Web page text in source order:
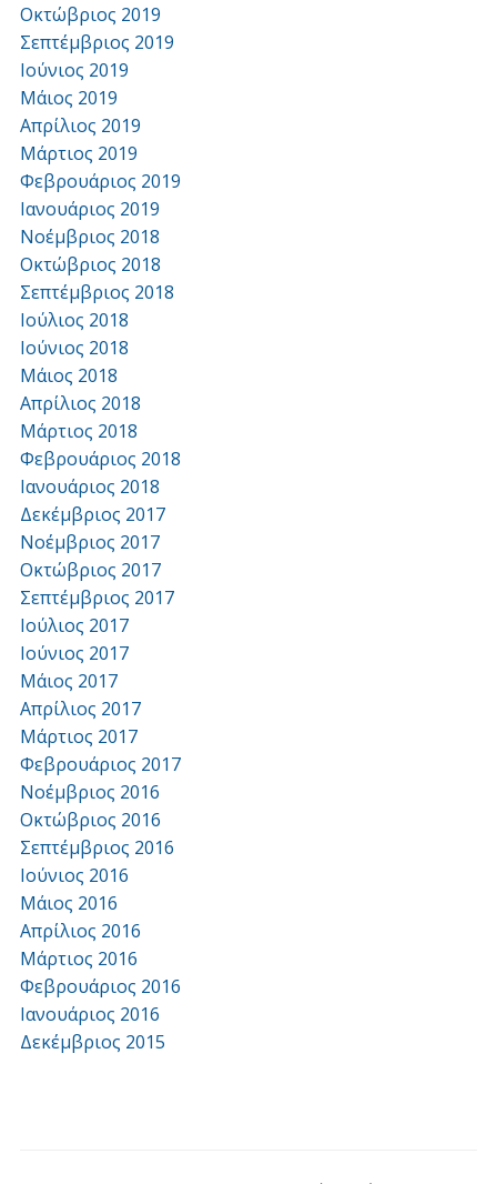
Οκτώβριος 2019
Σεπτέμβριος 2019
Ιούνιος 2019
Μάιος 2019
Απρίλιος 2019
Μάρτιος 2019
Φεβρουάριος 2019
Ιανουάριος 2019
Νοέμβριος 2018
Οκτώβριος 2018
Σεπτέμβριος 2018
Ιούλιος 2018
Ιούνιος 2018
Μάιος 2018
Απρίλιος 2018
Μάρτιος 2018
Φεβρουάριος 2018
Ιανουάριος 2018
Δεκέμβριος 2017
Νοέμβριος 2017
Οκτώβριος 2017
Σεπτέμβριος 2017
Ιούλιος 2017
Ιούνιος 2017
Μάιος 2017
Απρίλιος 2017
Μάρτιος 2017
Φεβρουάριος 2017
Νοέμβριος 2016
Οκτώβριος 2016
Σεπτέμβριος 2016
Ιούνιος 2016
Μάιος 2016
Απρίλιος 2016
Μάρτιος 2016
Φεβρουάριος 2016
Ιανουάριος 2016
Δεκέμβριος 2015